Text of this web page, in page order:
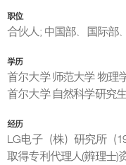
职位
合伙人; 中国部、国际部
学历
首尔大学 师范大学 物理
首尔大学 自然科学研究
经历
LG电子（株）研究所（
取得专利代理人(辨理士)